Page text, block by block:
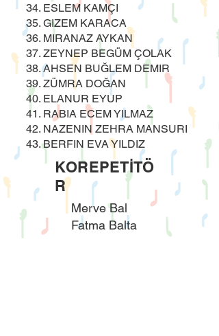
34. ESLEM KAMÇI
35. GIZEM KARACA
36. MIRANAZ AYKAN
37. ZEYNEP BEGÜM ÇOLAK
38. AHSEN BUĞLEM DEMIR
39. ZÜMRA DOĞAN
40. ELANUR EYUP
41. RABIA ECEM YILMAZ
42. NAZENIN ZEHRA MANSURI
43. BERFIN EVA YILDIZ
KOREPETİTÖ
R
Merve Bal
Fatma Balta